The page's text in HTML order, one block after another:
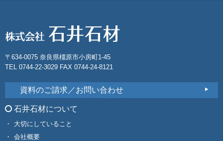
〒634-0075 奈良県橿原市小房町1-45
TEL 0744-22-3029 FAX 0744-24-8121
資料のご請求／お問い合わせ
石井石材について
大切にしていること
会社概要